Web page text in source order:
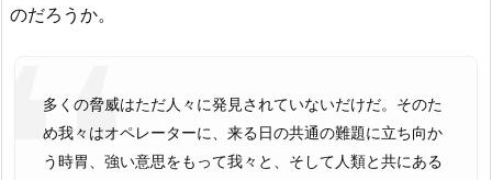
のだろうか。
多くの脅威はただ人々に発見されていないだけだ。そのた
め我々はオペレーターに、来る日の共通の難題に立ち向か
う時胃、強い意思をもって我々と、そして人類と共にある